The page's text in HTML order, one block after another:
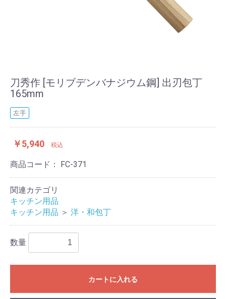
刀秀作 [モリブデンバナジウム鋼] 出刃包丁
165mm
左手
￥5,940 税込
商品コード： FC-371
関連カテゴリ
キッチン用品
キッチン用品 ＞ 洋・和包丁
数量
カートに入れる